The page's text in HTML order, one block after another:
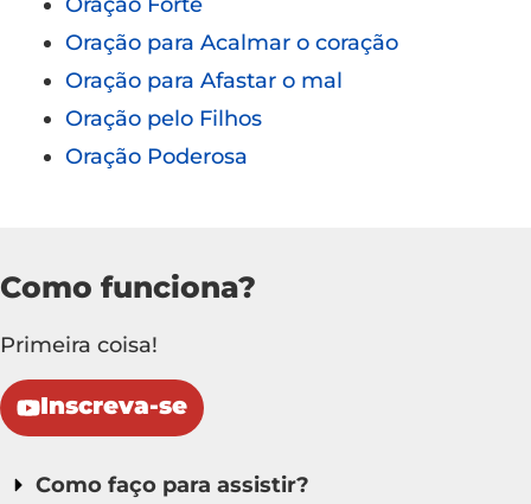
Oração para Acalmar o coração
Oração para Afastar o mal
Oração pelo Filhos
Oração Poderosa
Como funciona?
Primeira coisa!
Inscreva-se
Como faço para assistir?